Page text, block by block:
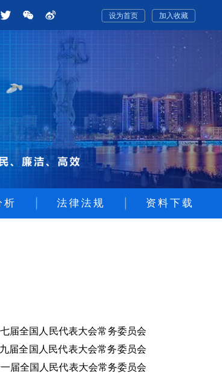
设为首页 加入收藏
析 法律法规 资料下载
届全国人民代表大会常务委员会
届全国人民代表大会常务委员会
届全国人民代表大会常务委员会